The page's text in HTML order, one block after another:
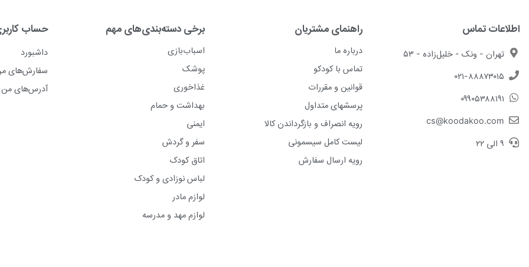
اطلاعات تماس
تهران - ونک - خلیل‌زاده - ۵۳
۰۲۱-۸۸۸۷۳۰۱۵
۰۹۹۰۵۳۸۸۱۹۱
cs@koodakoo.com
۹ الی ۲۲
راهنمای مشتریان
درباره ما
تماس با کودکو
قوانین و مقررات
پرسشهای متداول
رویه انصراف و بازگرداندن کالا
لیست کامل سیسمونی
رویه ارسال سفارش
برخی دسته‌بندی‌های مهم
اسباب‌بازی
پوشک
غذاخوری
بهداشت و حمام
ایمنی
سفر و گردش
اتاق کودک
لباس نوزادی و کودک
لوازم مادر
لوازم مهد و مدرسه
حساب
داشبورد
سفارش‌های
آدرس‌های من